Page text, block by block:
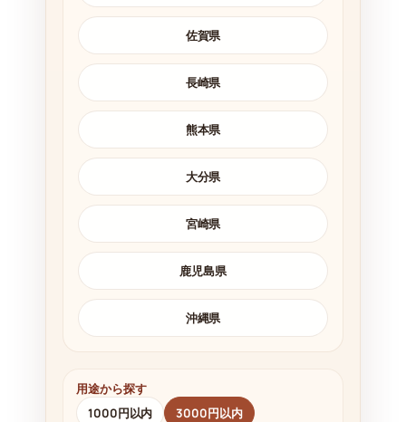
佐賀県
長崎県
熊本県
大分県
宮崎県
鹿児島県
沖縄県
用途から探す
1000円以内
3000円以内